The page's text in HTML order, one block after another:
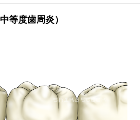
等度歯周炎）